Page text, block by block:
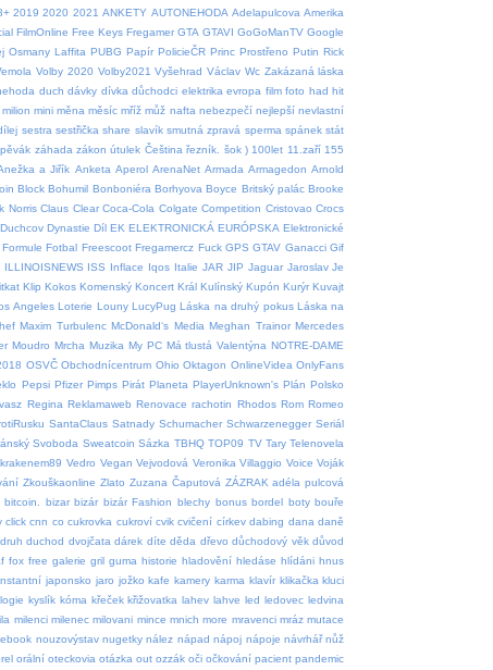
2019 2020 2021 ANKETY AUTONEHODA Adelapulcova Amerika
FilmOnline Free Keys Fregamer GTA GTAVI GoGoManTV Google
Osmany Laffita PUBG Papír PolicieČR Princ Prostřeno Putin Rick
Volby 2020 Volby2021 Vyšehrad Václav Wc Zakázaná láska
duch dávky dívka důchodci elektrika evropa film foto had hit
milion mini měna měsíc mříž můž nafta nebezpečí nejlepší nevlastní
sestra sestřička share slavík smutná zpravá sperma spánek stát
záhada zákon útulek Čeština řezník. šok ) 100let 11.zaří 155
a Jiřík Anketa Aperol ArenaNet Armada Armagedon Arnold
Block Bohumil Bonboniéra Borhyova Boyce Britský palác Brooke
Norris Claus Clear Coca-Cola Colgate Competition Cristovao Crocs
Duchcov Dynastie Díl EK ELEKTRONICKÁ EURÓPSKA Elektronické
Formule Fotbal Freescoot Fregamercz Fuck GPS GTAV Ganacci Gif
ILLINOISNEWS ISS Inflace Iqos Italie JAR JIP Jaguar Jaroslav Je
Klip Kokos Komenský Koncert Král Kulínský Kupón Kurýr Kuvajt
Angeles Loterie Louny LucyPug Láska na druhý pokus Láska na
Maxim Turbulenc McDonald‘s Media Meghan Trainor Mercedes
Moudro Mrcha Muzika My PC Má tlustá Valentýna NOTRE-DAME
OSVČ Obchodnícentrum Ohio Oktagon OnlineVidea OnlyFans
Pepsi Pfizer Pimps Pirát Planeta PlayerUnknown's Plán Polsko
Regina Reklamaweb Renovace rachotin Rhodos Rom Romeo
SantaClaus Satnady Schumacher Schwarzenegger Seriál
Svoboda Sweatcoin Sázka TBHQ TOP09 TV Tary Telenovela
Vedro Vegan Vejvodová Veronika Villaggio Voice Voják
Zkouškaonline Zlato Zuzana Čaputová ZÁZRAK adéla pulcová
bitcoin. bizar bizár bizár Fashion blechy bonus bordel boty bouře
click cnn co cukrovka cukroví cvik cvičení církev dabing dana daně
druh duchod dvojčata dárek díte děda dřevo důchodový věk důvod
fox free galerie gril guma historie hladovění hledáse hlídáni hnus
japonsko jaro jožko kafe kamery karma klavír klikačka kluci
kyslík kóma křeček křižovatka lahev lahve led ledovec ledvina
milenci milenec milovani mince mnich more mravenci mráz mutace
nouzovýstav nugetky nález nápad nápoj nápoje návrhář nůž
orální oteckovia otázka out ozzák oči očkování pacient pandemic